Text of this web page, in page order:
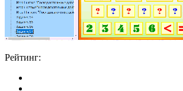
Рейтинг: